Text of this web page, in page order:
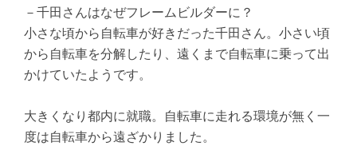
－千田さんはなぜフレームビルダーに？
小さな頃から自転車が好きだった千田さん。小さい頃
から自転車を分解したり、遠くまで自転車に乗って出
かけていたようです。
大きくなり都内に就職。自転車に走れる環境が無く一
度は自転車から遠ざかりました。